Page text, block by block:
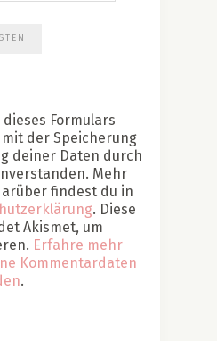
Formulars
der Speicherung
deiner Daten durch
Mehr
findest du in
. Diese
Akismet, um
Erfahre mehr
Kommentardaten
.